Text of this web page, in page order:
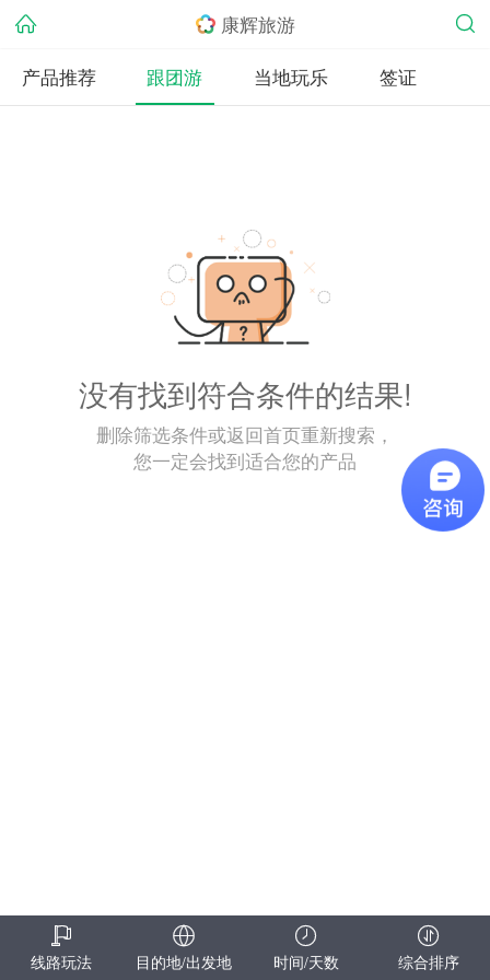
康辉旅游
产品推荐
跟团游 当地玩乐 签证
没有找到符合条件的结果!
删除筛选条件或返回首页重新搜索，
您一定会找到适合您的产品
线路玩法 目的地/出发地 时间/天数 综合排序